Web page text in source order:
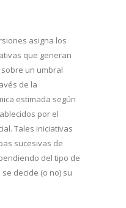
asigna los
que generan
un umbral
de la
estimada según
por el
Tales iniciativas
sucesivas de
del tipo de
decide (o no) su